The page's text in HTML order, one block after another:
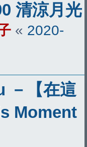
清涼月光
« 2020-
－【在這
Moment